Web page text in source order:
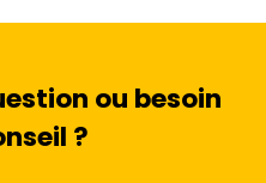
ou besoin
?